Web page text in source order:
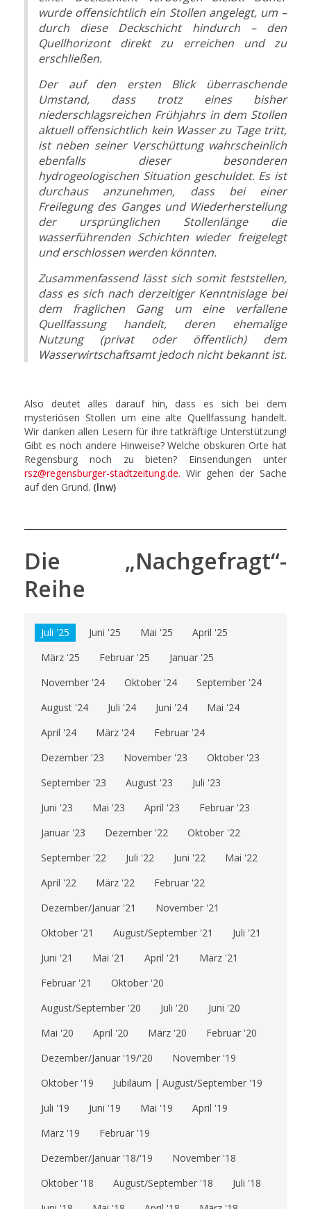
wurde offensichtlich ein Stollen angelegt, um –
durch diese Deckschicht hindurch – den
Quellhorizont direkt zu erreichen und zu
erschließen.
Der auf den ersten Blick überraschende
Umstand, dass trotz eines bisher
niederschlagsreichen Frühjahrs in dem Stollen
aktuell offensichtlich kein Wasser zu Tage tritt,
ist neben seiner Verschüttung wahrscheinlich
ebenfalls dieser besonderen
hydrogeologischen Situation geschuldet. Es ist
durchaus anzunehmen, dass bei einer
Freilegung des Ganges und Wiederherstellung
der ursprünglichen Stollenlänge die
wasserführenden Schichten wieder freigelegt
und erschlossen werden könnten.
Zusammenfassend lässt sich somit feststellen,
dass es sich nach derzeitiger Kenntnislage bei
dem fraglichen Gang um eine verfallene
Quellfassung handelt, deren ehemalige
Nutzung (privat oder öffentlich) dem
Wasserwirtschaftsamt jedoch nicht bekannt ist.
Also deutet alles darauf hin, dass es sich bei dem
mysteriösen Stollen um eine alte Quellfassung handelt.
Wir danken allen Lesern für ihre tatkräftige Unterstützung!
Gibt es noch andere Hinweise? Welche obskuren Orte hat
Regensburg noch zu bieten? Einsendungen unter
rsz@regensburger-stadtzeitung.de. Wir gehen der Sache
auf den Grund. (lnw)
Die „Nachgefragt“-
Reihe
Juli '25 Juni '25 Mai '25
April '25
März '25
Februar '25
Januar '25
November '24
Oktober '24
September '24
August '24
Juli '24 Juni '24
Mai '24
April '24
März '24
Februar '24
Dezember '23
November '23
Oktober '23
September '23
August '23
Juli '23
Juni '23
Mai '23 April '23
Februar '23
Januar '23
Dezember '22
Oktober '22
September '22
Juli '22 Juni '22
Mai '22
April '22
März '22
Februar '22
Dezember/Januar '21
November '21
Oktober '21
August/September '21
Juli '21
Juni '21
Mai '21 April '21
März '21
Februar '21
Oktober '20
August/September '20
Juli '20
Juni '20
Mai '20
April '20 März '20
Februar '20
Dezember/Januar '19/'20
November '19
Oktober '19
Jubiläum | August/September '19
Juli '19
Juni '19 Mai '19
April '19
März '19
Februar '19
Dezember/Januar '18/'19
November '18
Oktober '18
August/September '18
Juli '18